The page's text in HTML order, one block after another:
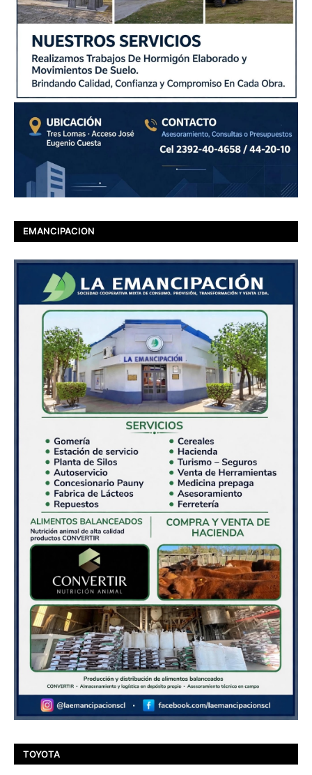
EMANCIPACION
TOYOTA